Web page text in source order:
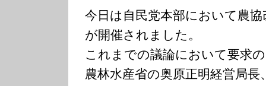
今日は自民党本部において農
が開催されました。
これまでの議論において要求
農林水産省の奥原正明経営局長